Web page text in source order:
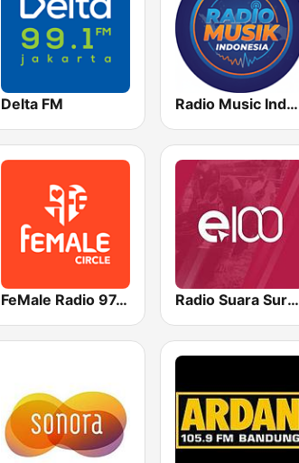
Delta FM Radio Music Indonesia
FeMale Radio 97.9 FM Radio Suara Surabaya